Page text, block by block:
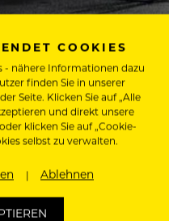
ich KEINEN Zugang
COOKIES
- nähere Informationen dazu
finden Sie in unserer
Seite. Klicken Sie auf „Alle
und direkt unsere
klicken Sie auf „Cookie-
selbst zu verwalten.
Ablehnen